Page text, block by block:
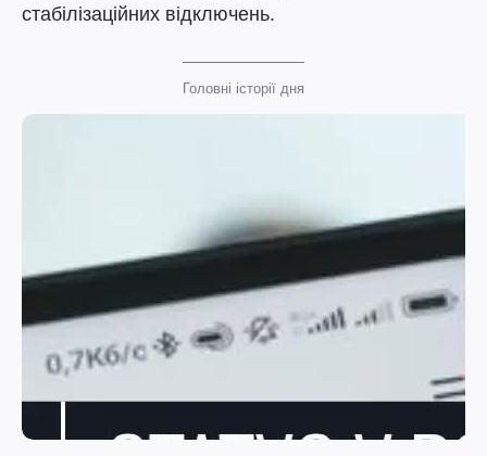
стабілізаційних відключень.
Головні історії дня